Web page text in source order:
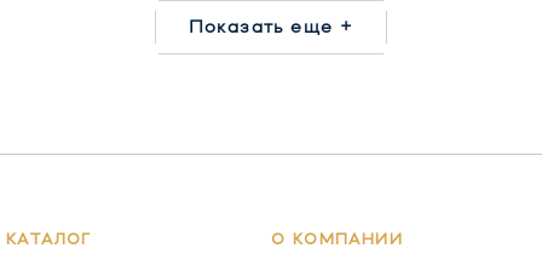
Показать еще +
КАТАЛОГ О КОМПАНИИ